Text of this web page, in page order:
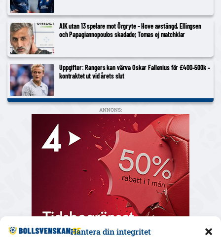
Hantera din integritet
AIK utan 13 spelare mot Örgryte – Hove avstängd, Ellingsen
och Papagiannopoulos skadade; Tomas ej matchklar
Uppgifter: Rangers kan värva Oskar Fallenius för £400–500k –
kontraktet ut vid årets slut
ANNONS: